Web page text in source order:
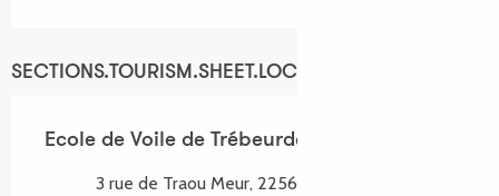
SECTIONS.TOURISM.SHEET.LOCATION
Ecole de Voile de Trébeurden
3 rue de Traou Meur, 22560 Trébeurden